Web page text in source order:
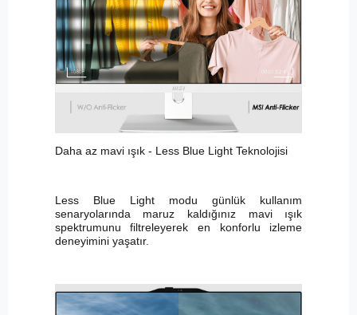
Daha az mavi ışık - Less Blue Light Teknolojisi
Less Blue Light modu günlük kullanım
senaryolarında maruz kaldığınız mavi ışık
spektrumunu filtreleyerek en konforlu izleme
deneyimini yaşatır.